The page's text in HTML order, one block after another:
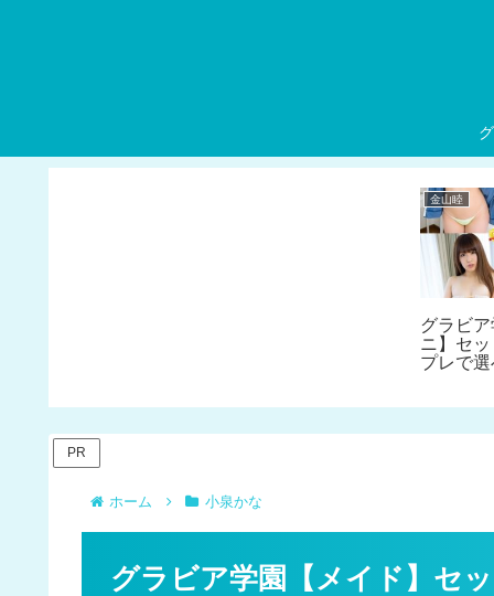
金山睦
グラビ
ニ】セ
プレで
PR
ホーム 小泉かな
グラビア学園【メイド】セ